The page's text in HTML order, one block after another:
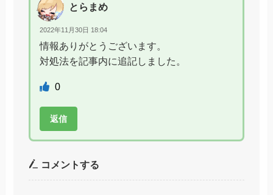
とらまめ
2022年11月30日 18:04
情報ありがとうございます。
対処法を記事内に追記しました。
0
返信
コメントする